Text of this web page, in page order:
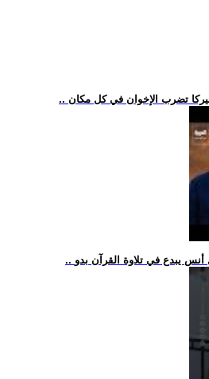
تضرب الإخوان في كل مكان
أنس يبدع في تلاوة القرآن بدو